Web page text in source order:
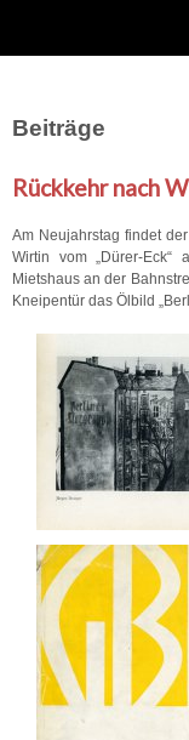
Beiträge
Rückkehr nach
Am Neujahrstag findet
Wirtin vom „Dürer-
Mietshaus an der
Kneipentür das Ölbild